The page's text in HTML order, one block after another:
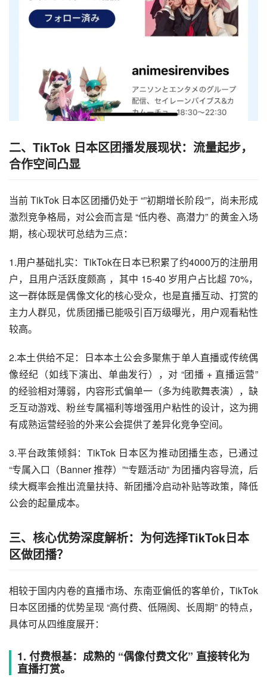
二、 TikTok 日本区团播发展现状：流量起步，
合作空间凸显
当前 TikTok 日本区团播仍处于 “”初期增长阶段“”，尚未形成
激烈竞争格局，对公会而言是 “低内卷、高潜力” 的黄金入场
期，核心现状可总结为三点：
1.用户基础扎实：TikTok在日本已积累了约4000万的注册用
户，且用户活跃度颇高 ，其中 15-40 岁用户占比超 70%，
这一群体既是偶像文化的核心受众，也是直播互动、打赏的
主力人群见，优质团播已能吸引百万级曝光，用户观看粘性
较高。
2.本土供给不足：日本本土公会多聚焦于单人直播或传统偶
像经纪（如线下演出、单曲发行），对 “团播 + 直播运营”
的经验相对薄弱，内容形式偏单一（多为纯歌舞表演），缺
乏互动游戏、粉丝专属福利等增强用户粘性的设计，这为拥
有成熟运营经验的外来公会提供了差异化竞争空间。
3.平台政策倾斜：TikTok 日本区为推动团播生态，已通过
“专属入口（Banner 推荐）”“专题活动” 为团播内容导流，后
续大概率会推出流量扶持、新团播冷启动补贴等政策，降低
公会的起量成本。
三、核心优势深度解析：为何选择TikTok日本
区做团播？
相较于国内内卷的直播市场、东南亚偏低的客单价，TikTok
日本区团播的优势呈现 “高付费、低隔阂、长周期” 的特点，
具体可从四维度展开：
1. 付费根基：成熟的 “偶像付费文化” 直接转化为
直播打赏。